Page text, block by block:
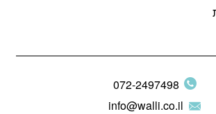
072-2497498
info@walli.co.il